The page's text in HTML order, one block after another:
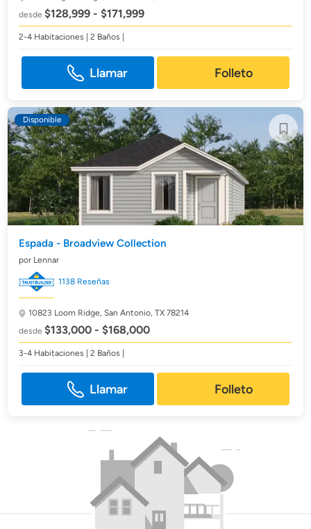
desde$128,999 - $171,999
2-4 Habitaciones | 2 Baños |
Llamar Folleto
Disponible
Espada - Broadview Collection
por Lennar
1138 Reseñas
10823 Loom Ridge,San Antonio, TX 78214
desde$133,000 - $168,000
3-4 Habitaciones | 2 Baños |
Llamar Folleto